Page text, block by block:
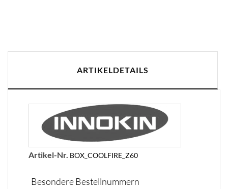
ARTIKELDETAILS
Artikel-Nr. BOX_COOLFIRE_Z60
Besondere Bestellnummern